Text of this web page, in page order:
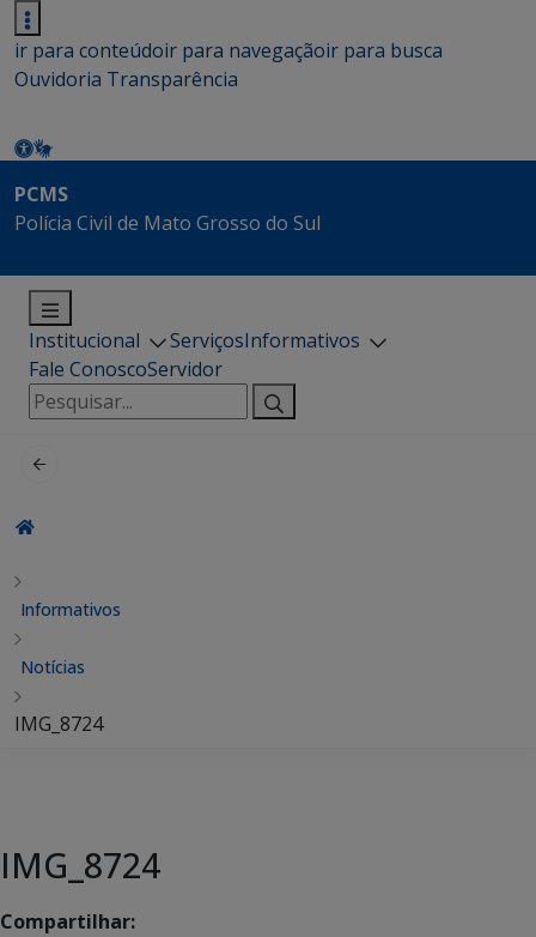
ir para conteúdoir para navegaçãoir para busca
Ouvidoria Transparência
PCMS
Polícia Civil de Mato Grosso do Sul
Institucional ServiçosInformativos
Fale ConoscoServidor
Pesquisar
por:
Informativos
Notícias
IMG_8724
IMG_8724
Compartilhar: